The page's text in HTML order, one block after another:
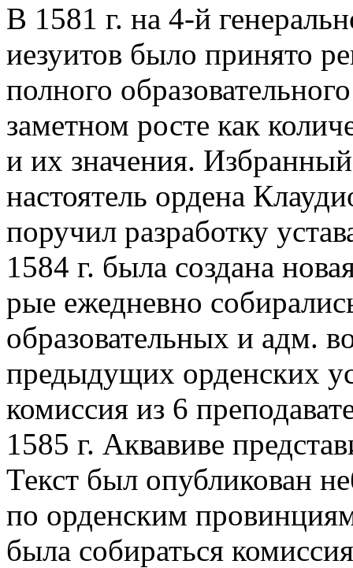
В 1581 г. на 4-й
иезуитов было принято
полного
заметном росте как
и их значения.
настоятель ордена
поручил разработку
1584 г. была создана
рые ежедневно
образовательных и адм.
предыдущих орденских
комиссия из 6
1585 г. Аквавиве
Текст был опубликован
по орденским
была собираться